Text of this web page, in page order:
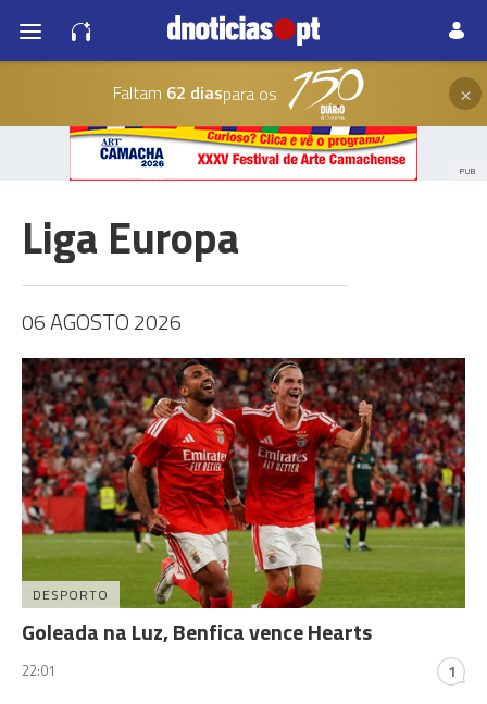
Faltam 62 diaspara os ×
PUB
Liga Europa
06 AGOSTO 2026
DESPORTO
Goleada na Luz, Benfica vence Hearts
22:01 1